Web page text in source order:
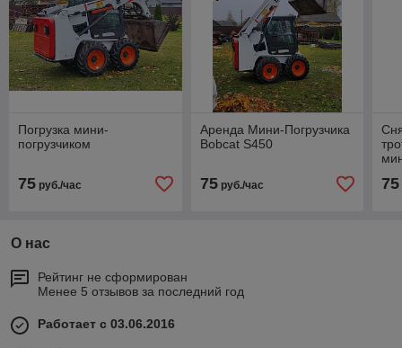
Погрузка мини-
погрузчиком
75 руб./час
Аренда Мини-Погрузчика
Bobcat S450
75руб./час 75
О нас
Рейтинг не сформирован
Менее 5 отзывов за последний год
Работает с 03.06.2016